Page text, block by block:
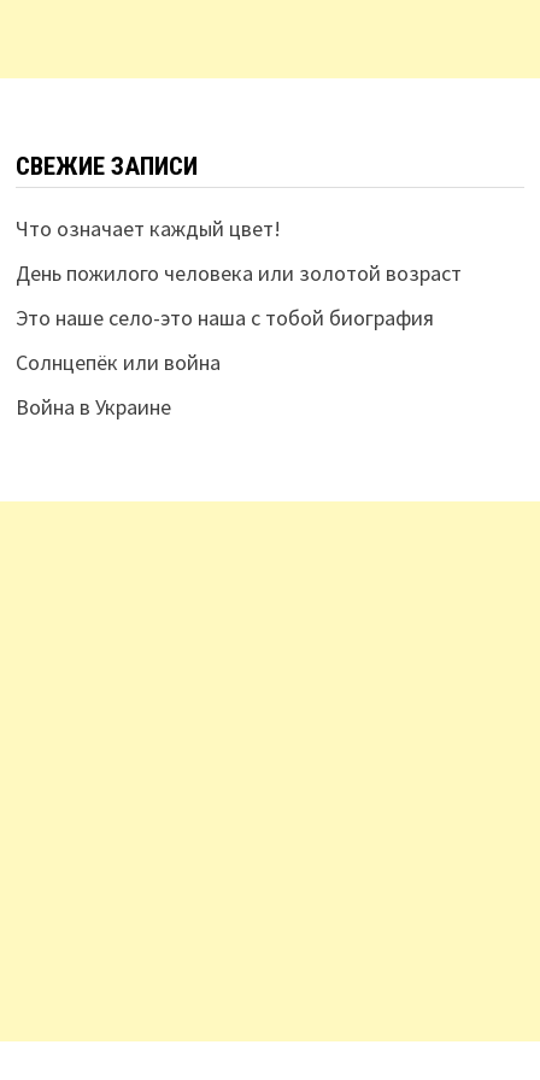
СВЕЖИЕ ЗАПИСИ
Что означает каждый цвет!
День пожилого человека или золотой возраст
Это наше село-это наша с тобой биография
Солнцепёк или война
Война в Украине